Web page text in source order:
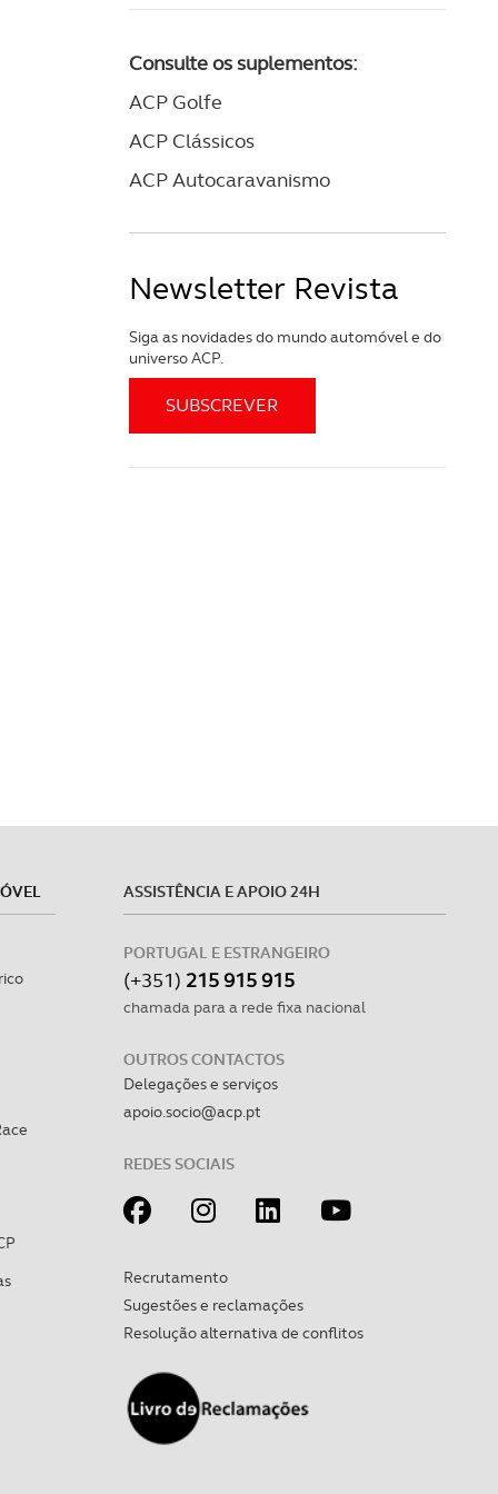
sua experiência de
Consulte os suplementos:
ACP Golfe
ACP Clássicos
ACP Autocaravanismo
Newsletter Revista
Siga as novidades do mundo automóvel e do
universo ACP.
ASSISTÊNCIA E APOIO 24H
PORTUGAL E ESTRANGEIRO
(+351) 215 915 915
chamada para a rede fixa nacional
OUTROS CONTACTOS
Delegações e serviços
apoio.socio@acp.pt
REDES SOCIAIS
Recrutamento
Sugestões e reclamações
Resolução alternativa de conflitos